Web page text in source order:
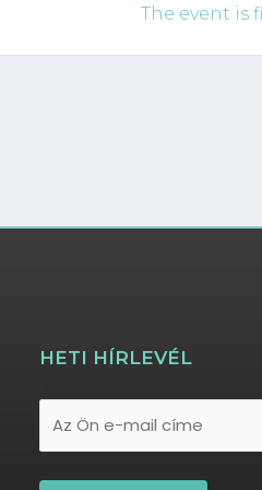
The event is
HETI HÍRLEVÉL